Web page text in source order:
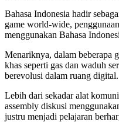
Bahasa Indonesia hadir
game world-wide,
menggunakan Bahasa
Menariknya, dalam beberapa
khas seperti gas dan waduh
berevolusi dalam ruang digital.
Lebih dari sekadar alat
assembly diskusi
justru menjadi pelajaran